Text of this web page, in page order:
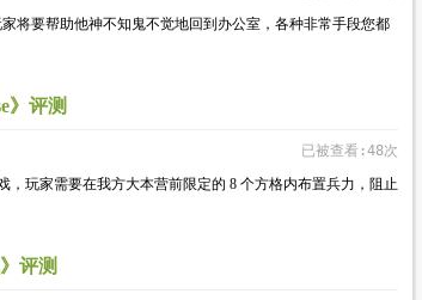
将要帮助他神不知鬼不觉地回到办公室，各种非常手段您都
》评测
已被查看:48次
，玩家需要在我方大本营前限定的 8 个方格内布置兵力，阻止
评测